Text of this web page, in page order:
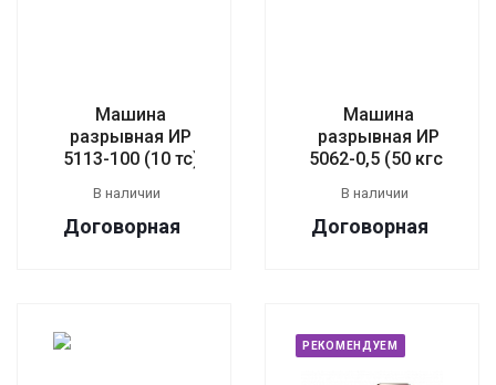
Машина
разрывная ИР
5113-100 (10 тс)
В наличии
Договорная
Машина
разрывная ИР
5062-0,5 (50 кгс)
В наличии
Договорная
РЕКОМЕНДУЕМ